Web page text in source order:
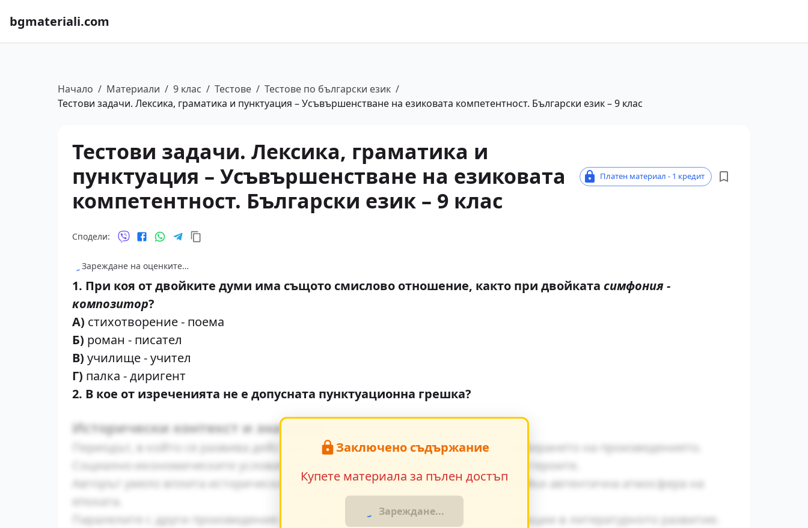
bgmateriali.com
Начало / Материали / 9 клас / Тестове / Тестове по български език /
Тестови задачи. Лексика, граматика и пунктуация – Усъвършенстване на езиковата компетентност. Български език – 9 клас
Тестови задачи. Лексика, граматика и
пунктуация – Усъвършенстване на езиковата
компетентност. Български език – 9 клас
Платен материал - 1 кредит
Сподели:
Зареждане на оценките…
1. При коя от двойките думи има същото смислово отношение, както при двойката симфония -
композитор?
А) стихотворение - поема
Б) роман - писател
В) училище - учител
Г) палка - диригент
2. В кое от изреченията не е допусната пунктуационна грешка?
Исторически контекст и значение
Периодът, в който се развива действието, е от съществено значение за разбирането на произведението.
Социално-икономическите условия оказват влияние върху поведението на героите.
Авторът умело вплита исторически факти в художествения разказ, създавайки автентична атмосфера на
епохата.
Паралелите с други произведения от същия период показват общите тенденции в литературното развитие.
Заключено съдържание
Купете материала за пълен достъп
Зареждане...